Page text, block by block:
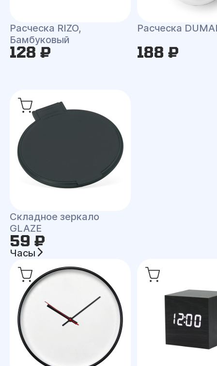
Расческа RIZO,
Бамбуковый
128 ₽
Расческа
188 ₽
Складное зеркало
GLAZE
59 ₽
Часы